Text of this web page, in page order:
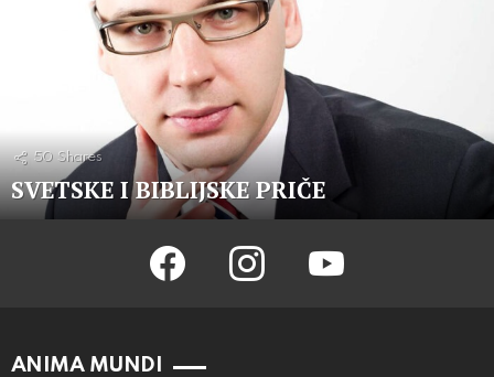
50 Shares
SVETSKE I BIBLIJSKE PRIČE
facebook instagram youtube
ANIMA MUNDI